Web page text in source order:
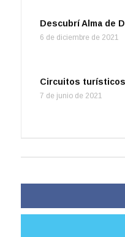
Descubrí Alma de
6 de diciembre de 2021
Circuitos
7 de junio de 2021